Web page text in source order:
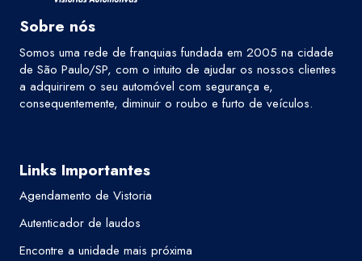
Sobre nós
Somos uma rede de franquias fundada em 2005 na cidade
de São Paulo/SP, com o intuito de ajudar os nossos clientes
a adquirirem o seu automóvel com segurança e,
consequentemente, diminuir o roubo e furto de veículos.
Links Importantes
Agendamento de Vistoria
Autenticador de laudos
Encontre a unidade mais próxima